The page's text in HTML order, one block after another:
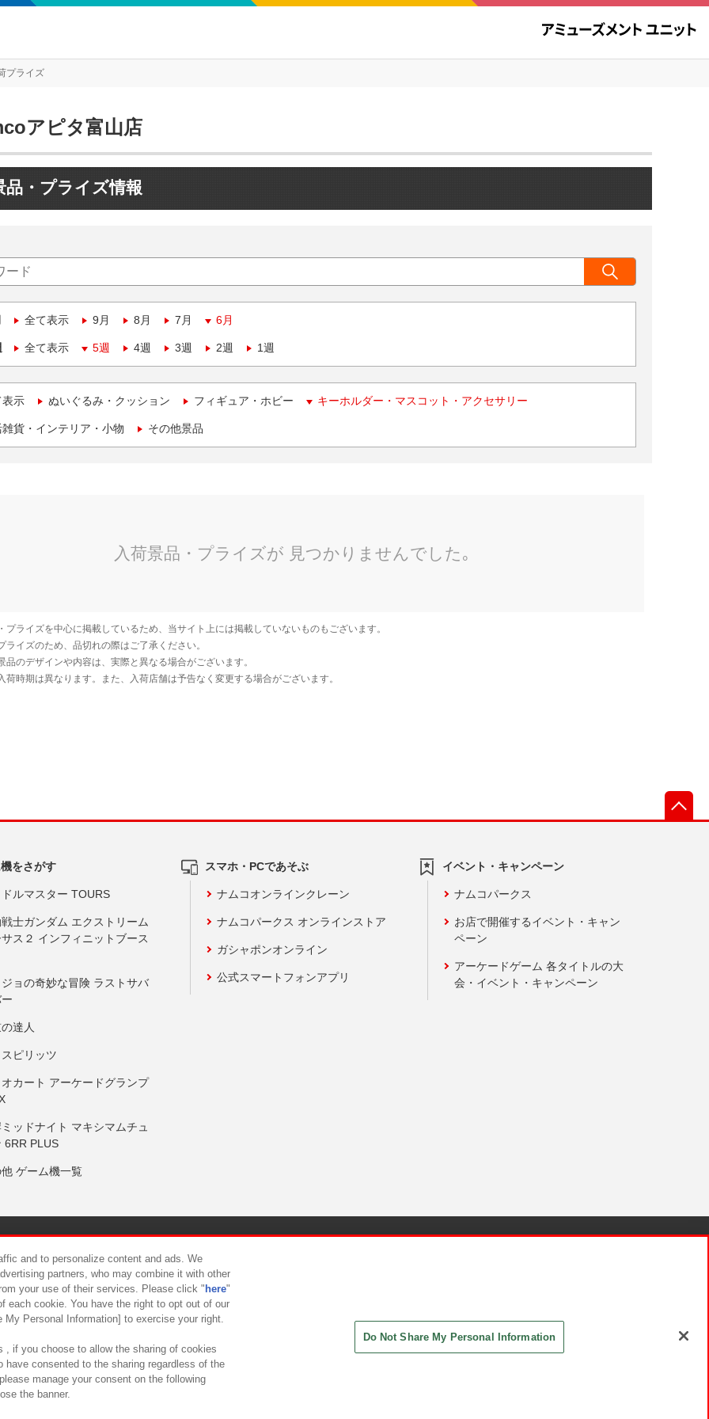
プライズ
アピタ富山店
品・プライズ情報
全て表示 9月 8月 7月 6月
全て表示 5週 4週 3週 2週 1週
表示 ぬいぐるみ・クッション フィギュア・ホビー キーホルダー・マスコット・アクセサリー
貨・インテリア・小物 その他景品
をさがす
ルマスター TOURS
士ガンダム エクストリーム
ス２ インフィニットブース
ョの奇妙な冒険 ラストサバ
達人
ピリッツ
カート アーケードグランプ
ッドナイト マキシマムチュ
6RR PLUS
ゲーム機一覧
スマホ・PCであそぶ
ナムコオンラインクレーン
ナムコパークス オンラインストア
ガシャポンオンライン
公式スマートフォンアプリ
イベント・キャンペーン
ナムコパークス
お店で開催するイベント・キャン
ペーン
アーケードゲーム 各タイトルの大
会・イベント・キャンペーン
について カスタマーハラスメント対応方針
and to personalize content and ads. We
partners, who may combine it with other
your use of their services. Please click " here"
each cookie. You have the right to opt out of our
Personal Information] to exercise your right.
, if you choose to allow the sharing of cookies
have consented to the sharing regardless of the
manage your consent on the following
the banner.
Do Not Share My Personal Information